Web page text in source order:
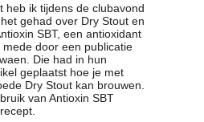
heb ik tijdens de clubavond
gehad over Dry Stout en
SBT, een antioxidant
door een publicatie
Die had in hun
geplaatst hoe je met
Dry Stout kan brouwen.
van Antioxin SBT
Home